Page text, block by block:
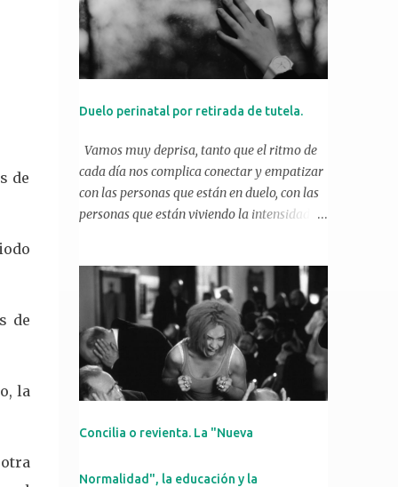
de
de
la
Duelo perinatal por retirada de tutela.
Vamos muy deprisa, tanto que el ritmo de
cada día nos complica conectar y empatizar
con las personas que están en duelo, con las
personas que están viviendo la intensidad
este mundo rápido. Sabemos que el duelo,
como proceso psicológico saludable, no tiene
un espacio reconocido y respetado en
nuestra dinámica social. Hay que pelear
cada momento de estar mal, conquistar
cada espacio dónde poder expresar dolor. La
expectativa y la demanda de “normalidad”
funciona como una apisonadora que
y con ello se invisibliliza a todas las personas
Concilia o revienta. La "Nueva
Normalidad", la educación y la